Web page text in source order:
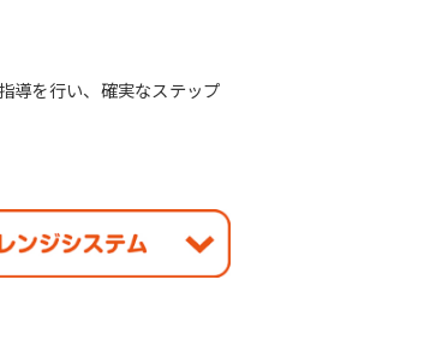
導を行い、確実なステップ